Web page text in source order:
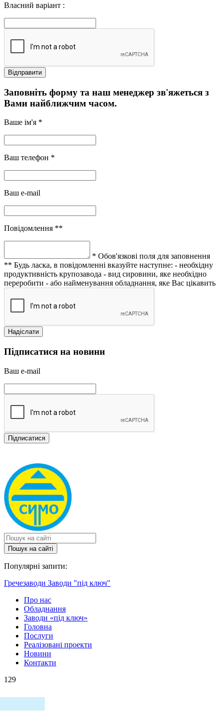
Власний варіант :
Заповніть форму та наш менеджер зв'яжеться з
Вами найближчим часом.
Ваше ім'я *
Ваш телефон *
Ваш e-mail
Повідомлення **
* Обов'язкові поля для заповнення
** Будь ласка, в повідомленні вказуйте наступне: - необхідну
продуктивність крупозавода - вид сировини, яке необхідно
переробити - або найменування обладнання, яке Вас цікавить
Підписатися на новини
Ваш e-mail
Пошук на сайтi
Популярні запити:
Гречезаводи Заводи "під ключ"
Про нас
Обладнання
Заводи «під ключ»
Головна
Послуги
Реалізовані проекти
Новини
Контакти
129